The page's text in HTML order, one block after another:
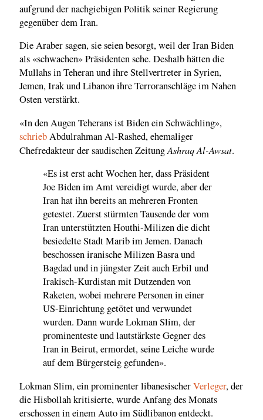
aufgrund der nachgiebigen Politik seiner Regierung
gegenüber dem Iran.
Die Araber sagen, sie seien besorgt, weil der Iran Biden
als «schwachen» Präsidenten sehe. Deshalb hätten die
Mullahs in Teheran und ihre Stellvertreter in Syrien,
Jemen, Irak und Libanon ihre Terroranschläge im Nahen
Osten verstärkt.
«In den Augen Teherans ist Biden ein Schwächling»,
schriebAbdulrahman Al-Rashed, ehemaliger
Chefredakteur der saudischen ZeitungAshraq Al-Awsat.
«Es ist erst acht Wochen her, dass Präsident
Joe Biden im Amt vereidigt wurde, aber der
Iran hat ihn bereits an mehreren Fronten
getestet. Zuerst stürmten Tausende der vom
Iran unterstützten Houthi-Milizen die dicht
besiedelte Stadt Marib im Jemen. Danach
beschossen iranische Milizen Basra und
Bagdad und in jüngster Zeit auch Erbil und
Irakisch-Kurdistan mit Dutzenden von
Raketen, wobei mehrere Personen in einer
US-Einrichtung getötet und verwundet
wurden. Dann wurde Lokman Slim, der
prominenteste und lautstärkste Gegner des
Iran in Beirut, ermordet, seine Leiche wurde
auf dem Bürgersteig gefunden».
Lokman Slim, ein prominenter libanesischerVerleger, der
die Hisbollah kritisierte, wurde Anfang des Monats
erschossen in einem Auto im Südlibanon entdeckt.